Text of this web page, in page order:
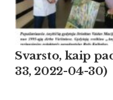
Svarsto, kaip
33, 2022-04-30)